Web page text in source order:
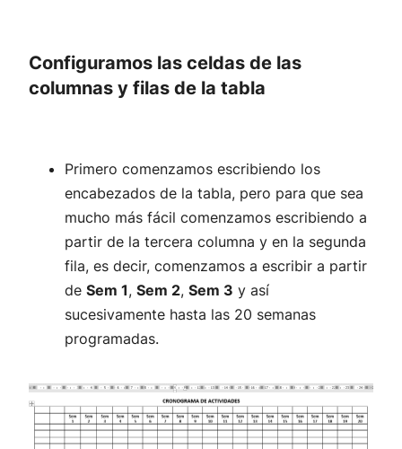
Configuramos las celdas de las
columnas y filas de la tabla
Primero comenzamos escribiendo los
encabezados de la tabla, pero para que sea
mucho más fácil comenzamos escribiendo a
partir de la tercera columna y en la segunda
fila, es decir, comenzamos a escribir a partir
de Sem 1, Sem 2, Sem 3 y así
sucesivamente hasta las 20 semanas
programadas.